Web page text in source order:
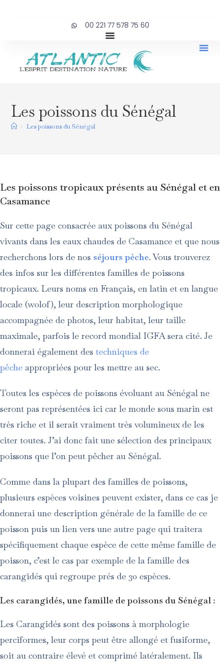
00 221 77 578 75 60
Les poissons du Sénégal
> Les poissons du Sénégal
Les poissons tropicaux présents au Sénégal et en
Casamance
Sur cette page consacrée aux poissons du Sénégal
vivants dans les eaux chaudes de Casamance et que nous
recherchons lors de nos séjours pêche. Vous trouverez
des infos sur les différentes familles de poissons
tropicaux. Leurs noms en Français, en latin et en langue
locale (wolof), leur description morphologique
accompagnée de photos, leur habitat, leur taille
maximale, parfois le record mondial IGFA sera cité. Je
donnerai également des techniques de
pêche appropriées pour les mettre au sec.
Toutes les espèces de poissons évoluant au Sénégal ne
seront pas représentées ici car le monde sous marin est
très riche et il serait vraiment très volumineux de les
citer toutes. J’ai donc fait une sélection des principaux
poissons que l’on peut pêcher au Sénégal.
Comme dans la plupart des familles de poissons,
plusieurs espèces voisines peuvent exister, dans ce cas je
donnerai une description générale de la famille de ce
poisson puis un lien vers une autre page qui traitera
spécifiquement chaque espèce de cette même famille de
poisson, c’est le cas par exemple de la famille des
carangidés qui regroupe prés de 30 espèces.
Les carangidés, une famille de poissons du Sénégal :
Les Carangidés sont des poissons à morphologie
perciformes, leur corps peut être allongé et fusiforme,
soit au contraire élevé et comprimé latéralement. Ils